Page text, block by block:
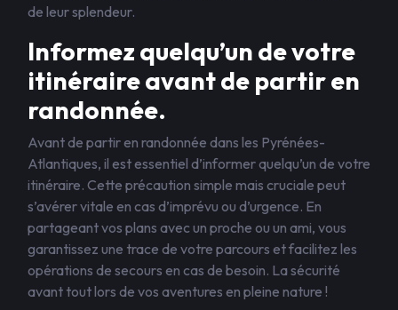
de leur splendeur.
Informez quelqu’un de votre
itinéraire avant de partir en
randonnée.
Avant de partir en randonnée dans les Pyrénées-
Atlantiques, il est essentiel d’informer quelqu’un de votre
itinéraire. Cette précaution simple mais cruciale peut
s’avérer vitale en cas d’imprévu ou d’urgence. En
partageant vos plans avec un proche ou un ami, vous
garantissez une trace de votre parcours et facilitez les
opérations de secours en cas de besoin. La sécurité
avant tout lors de vos aventures en pleine nature !